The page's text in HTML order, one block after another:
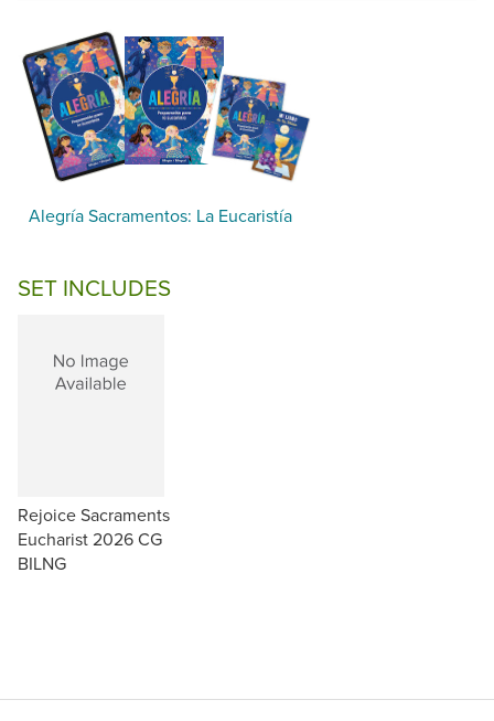
Alegría Sacramentos: La Eucaristía
SET INCLUDES
Rejoice Sacraments
Eucharist 2026 CG
BILNG